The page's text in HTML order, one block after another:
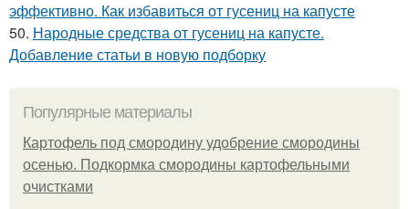
эффективно. Как избавиться от гусениц на капусте
50. Народные средства от гусениц на капусте.
Добавление статьи в новую подборку
Популярные материалы
Картофель под смородину удобрение смородины
осенью. Подкормка смородины картофельными
очистками